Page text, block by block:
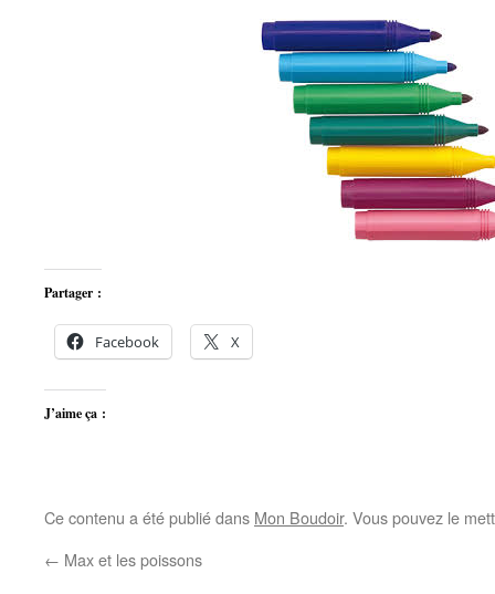
Partager :
Facebook X
J’aime ça :
Ce contenu a été publié dans Mon Boudoir. Vous pouvez le
← Max et les poissons